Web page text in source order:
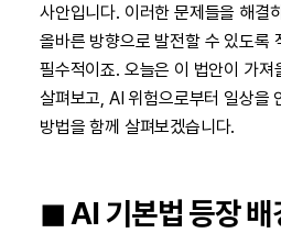
사안입니다. 이러한 문제들을 해결
올바른 방향으로 발전할 수 있도록
필수적이죠. 오늘은 이 법안이 가져
살펴보고, AI 위험으로부터 일상을
방법을 함께 살펴보겠습니다.
◼︎ AI 기본법 등장 배